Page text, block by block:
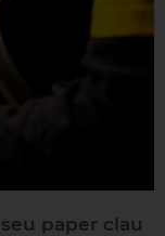
paper clau